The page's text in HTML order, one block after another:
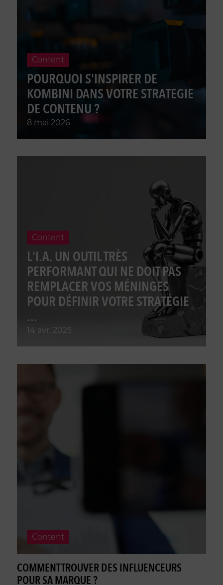
Content
POURQUOI S'INSPIRER DE
KOMBINI DANS VOTRE STRATEGIE
DE CONTENU ?
8 mai 2026
Content
L'I.A. UN OUTIL TRÈS
PERFORMANT QUI NE DOIT PAS
REMPLACER VOS MÉNINGES
POUR DÉFINIR VOTRE STRATÉGIE
...
14 avr. 2025
Content
COMMENT TROUVER DES INFLUENCEURS
POUR SA MARQUE ?